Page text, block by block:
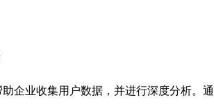
企业收集用户数据，并进行深度分析。